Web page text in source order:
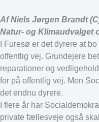
Af Niels Jørgen Brandt
Natur- og Klimaudvalget
I Furesø er det dyrere at
offentlig vej. Grundejere
reparationer og
for på offentlig vej. Men
det endnu dyrere.
I flere år har
private fællesveje også